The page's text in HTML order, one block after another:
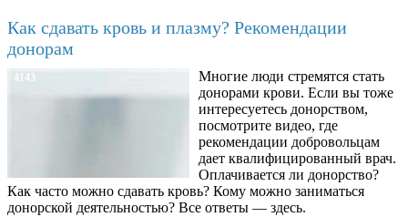
Как сдавать кровь и плазму? Рекомендации
донорам
4143
Многие люди стремятся стать
донорами крови. Если вы тоже
интересуетесь донорством,
посмотрите видео, где
рекомендации добровольцам
дает квалифицированный врач.
Оплачивается ли донорство?
Как часто можно сдавать кровь? Кому можно заниматься
донорской деятельностью? Все ответы — здесь.